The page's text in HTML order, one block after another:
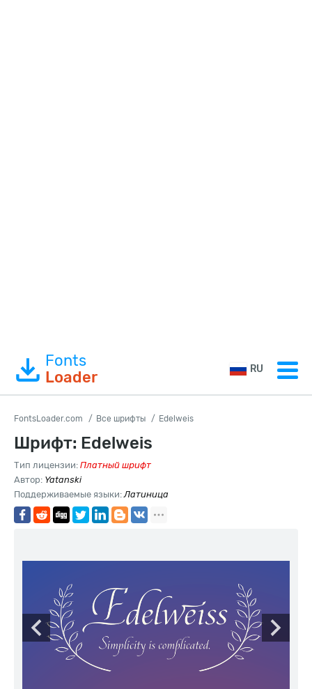
Fonts
Loader
RU
FontsLoader.com Все шрифты Edelweis
Шрифт: Edelweis
Тип лицензии: Платный шрифт
Автор: Yatanski
Поддерживаемые языки:Латиница